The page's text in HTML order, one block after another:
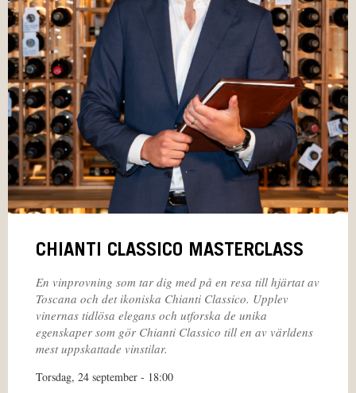
CHIANTI CLASSICO MASTERCLASS
En vinprovning som tar dig med på en resa till hjärtat av
Toscana och det ikoniska Chianti Classico. Upplev
vinernas tidlösa elegans och utforska de unika
egenskaper som gör Chianti Classico till en av världens
mest uppskattade vinstilar.
Torsdag, 24 september - 18:00